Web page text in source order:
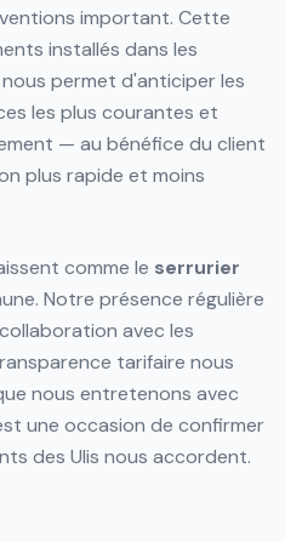
important. Cette
installés dans les
permet d'anticiper les
les plus courantes et
— au bénéfice du client
plus rapide et moins
comme le serrurier
Notre présence régulière
avec les
tarifaire nous
nous entretenons avec
une occasion de confirmer
des Ulis nous accordent.